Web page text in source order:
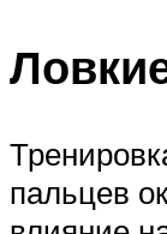
пальцев